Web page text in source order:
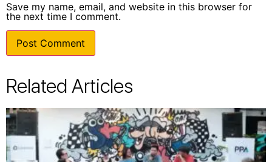
Save my name, email, and website in this browser for
the next time I comment.
Related Articles